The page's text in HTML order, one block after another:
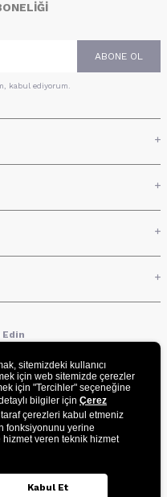
ABONE OL
kabul ediyorum.
İNDİRİN
sitemizdeki kullanıcı
için web sitemizde çerezler
için "Tercihler" seçeneğine
bilgiler için Çerez
çerezleri kabul etmeniz
fonksiyonunu yerine
veren teknik hizmet
Kabul Et